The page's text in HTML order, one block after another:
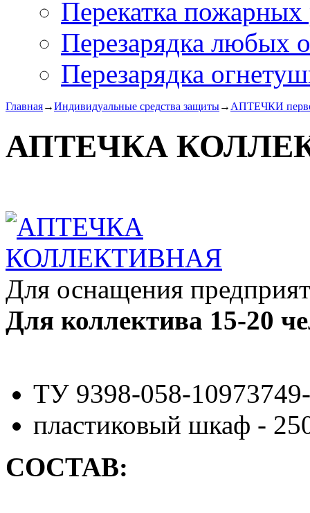
Перекатка пожарных
Перезарядка любых
Перезарядка
Главная→Индивидуальные средства защиты→ АПТЕЧКИ
АПТЕЧКА
Для оснащения
Для коллектива 15-20
ТУ 9398-058-
пластиковый шкаф -
СОСТАВ: